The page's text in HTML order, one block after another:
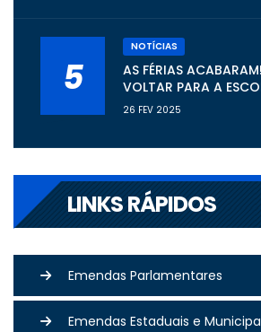
5
NOTÍCIAS
AS FÉRIAS
VOLTAR PARA A
26 FEV 2025
LINKS RÁPIDOS
Emendas Parlamentares
Emendas Estaduais e